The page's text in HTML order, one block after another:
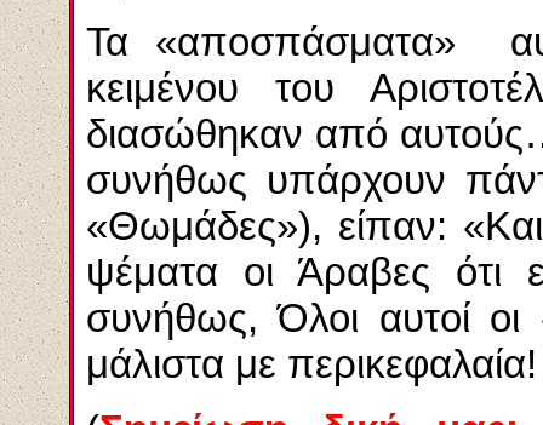
Τα «αποσπάσματα»
κειμένου του
διασώθηκαν από
συνήθως υπάρχουν
«Θωμάδες»), είπαν:
ψέματα οι Άραβες ότι
συνήθως, Όλοι αυτοί
μάλιστα με